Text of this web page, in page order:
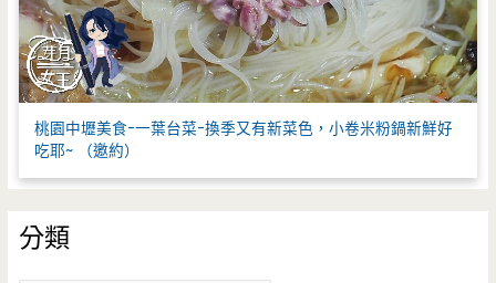
桃園中壢美食-一葉台菜-換季又有新菜色，小卷米粉鍋新鮮好
吃耶~ （邀約）
分類